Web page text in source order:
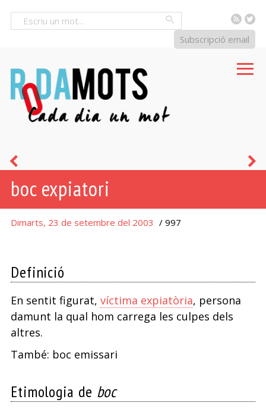
RSS
Subscripció email
boc expiatori
Dimarts, 23 de setembre del 2003 / 997
Definició
En sentit figurat, víctima expiatòria, persona
damunt la qual hom carrega les culpes dels
altres.
També: boc emissari
Etimologia de boc
caixer